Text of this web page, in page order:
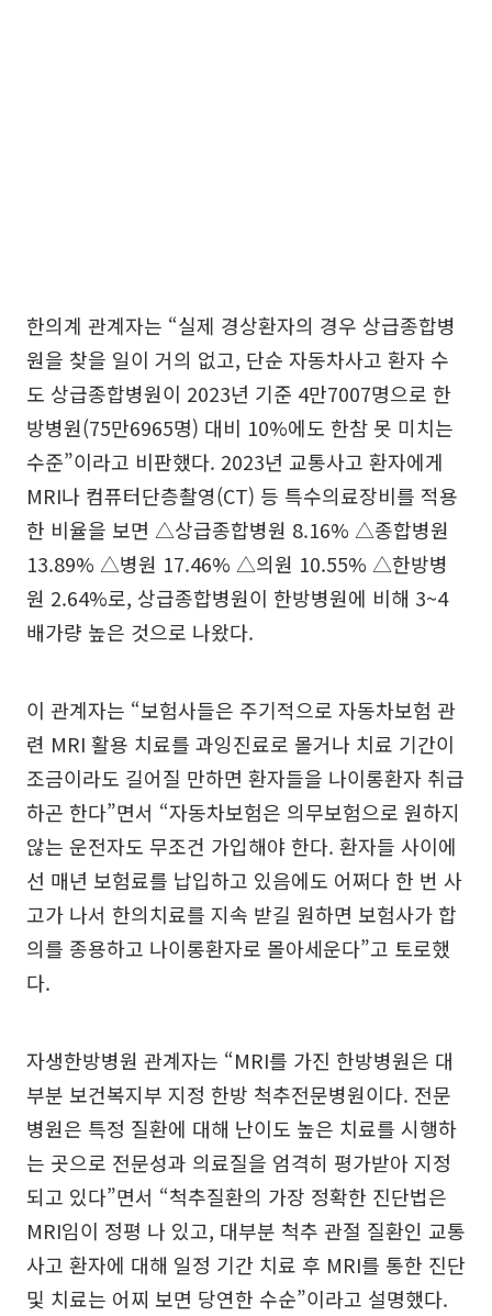
한의계 관계자는 “실제 경상환자의 경우 상급종합병
원을 찾을 일이 거의 없고, 단순 자동차사고 환자 수
도 상급종합병원이 2023년 기준 4만7007명으로 한
방병원(75만6965명) 대비 10%에도 한참 못 미치는
수준”이라고 비판했다. 2023년 교통사고 환자에게
MRI나 컴퓨터단층촬영(CT) 등 특수의료장비를 적용
한 비율을 보면 △상급종합병원 8.16% △종합병원
13.89% △병원 17.46% △의원 10.55% △한방병
원 2.64%로, 상급종합병원이 한방병원에 비해 3~4
배가량 높은 것으로 나왔다.
이 관계자는 “보험사들은 주기적으로 자동차보험 관
련 MRI 활용 치료를 과잉진료로 몰거나 치료 기간이
조금이라도 길어질 만하면 환자들을 나이롱환자 취급
하곤 한다”면서 “자동차보험은 의무보험으로 원하지
않는 운전자도 무조건 가입해야 한다. 환자들 사이에
선 매년 보험료를 납입하고 있음에도 어쩌다 한 번 사
고가 나서 한의치료를 지속 받길 원하면 보험사가 합
의를 종용하고 나이롱환자로 몰아세운다”고 토로했
다.
자생한방병원 관계자는 “MRI를 가진 한방병원은 대
부분 보건복지부 지정 한방 척추전문병원이다. 전문
병원은 특정 질환에 대해 난이도 높은 치료를 시행하
는 곳으로 전문성과 의료질을 엄격히 평가받아 지정
되고 있다”면서 “척추질환의 가장 정확한 진단법은
MRI임이 정평 나 있고, 대부분 척추 관절 질환인 교통
사고 환자에 대해 일정 기간 치료 후 MRI를 통한 진단
및 치료는 어찌 보면 당연한 수순”이라고 설명했다.